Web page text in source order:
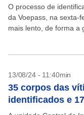
O processo de
da Voepass, na sexta-
mais lento, de forma a
13/08/24 - 11:40min
35 corpos das
identificados e